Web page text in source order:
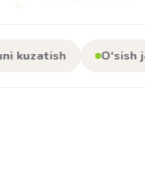
O‘sish jadvallari